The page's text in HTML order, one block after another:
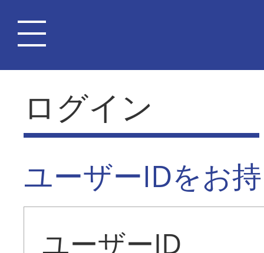
ログイン
ユーザーIDをお
ユーザーID